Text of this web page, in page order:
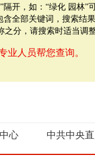
开，如：“绿化 园林”
含全部关键词，搜索结
之分，请搜索时适当调
业人员帮您查询。
心 中共中央